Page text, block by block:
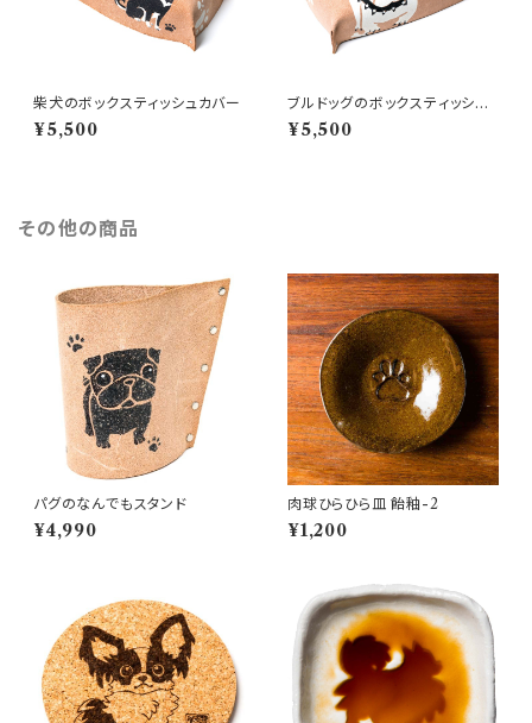
柴犬のボックスティッシュカバー
¥5,500
ブルドッグのボックスティッシュ
カバー
¥5,500
その他の商品
パグのなんでもスタンド
¥4,990
肉球ひらひら皿 飴釉-2
¥1,200